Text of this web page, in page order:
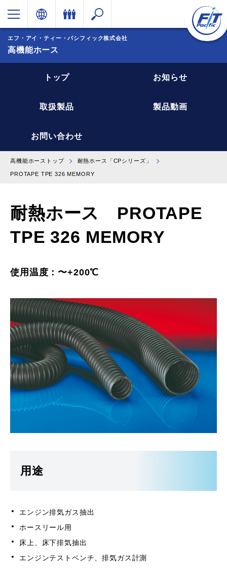
エフ・アイ・ティー・パシフィック株式会社
高機能ホース
トップ お知らせ
取扱製品 製品動画
お問い合わせ
高機能ホーストップ 耐熱ホース「CPシリーズ」
PROTAPE TPE 326 MEMORY
耐熱ホース PROTAPE
TPE 326 MEMORY
使用温度：〜+200℃
用途
エンジン排気ガス抽出
ホースリール用
床上、床下排気抽出
エンジンテストベンチ、排気ガス計測